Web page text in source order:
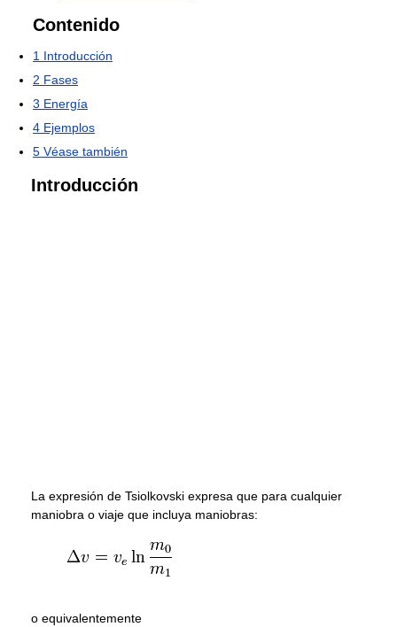
Contenido
1 Introducción
2 Fases
3 Energía
4 Ejemplos
5 Véase también
Introducción
La expresión de Tsiolkovski expresa que para cualquier
maniobra o viaje que incluya maniobras:
o equivalentemente